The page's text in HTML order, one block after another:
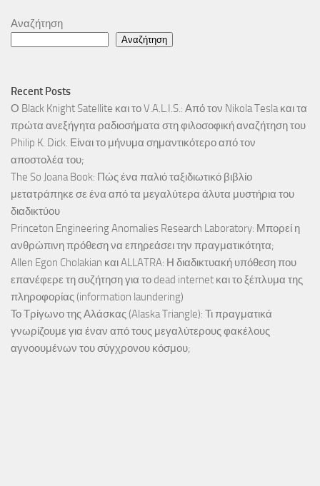
Αναζήτηση
Αναζήτηση
Recent Posts
Ο Black Knight Satellite και το V.A.L.I.S.: Από τον Nikola Tesla και τα
πρώτα ανεξήγητα ραδιοσήματα στη φιλοσοφική αναζήτηση του
Philip K. Dick. Είναι το μήνυμα σημαντικότερο από τον
αποστολέα του;
The So Joana Book: Πώς ένα παλιό ταξιδιωτικό βιβλίο
μετατράπηκε σε ένα από τα μεγαλύτερα άλυτα μυστήρια του
διαδικτύου
Princeton Engineering Anomalies Research Laboratory: Μπορεί η
ανθρώπινη πρόθεση να επηρεάσει την πραγματικότητα;
Allen Egon Cholakian και ALLATRA: Η διαδικτυακή υπόθεση που
επανέφερε τη συζήτηση για το dead internet και το ξέπλυμα της
πληροφορίας (information laundering)
Το Τρίγωνο της Αλάσκας (Alaska Triangle): Τι πραγματικά
γνωρίζουμε για έναν από τους μεγαλύτερους φακέλους
αγνοουμένων του σύγχρονου κόσμου;